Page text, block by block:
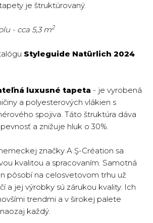
je štruktúrovaný.
- cca 5,3 m2
Styleguide Natürlich 2024
luxusné tapeta - je vyrobená
a polyesterových vlákien s
spojiva. Táto štruktúra dáva
a znižuje hluk o 30%.
značky A.Ş-Création sa
kvalitou a spracovaním. Samotná
pôsobí na celosvetovom trhu už
a jej výrobky sú zárukou kvality. Ich
trendmi a v širokej palete
každý.